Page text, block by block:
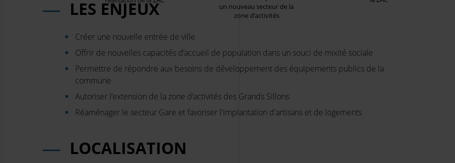
un nouveau secteur de la
zone d’activités
LES ENJEUX
Créer une nouvelle entrée de ville
Offrir de nouvelles capacités d’accueil de population dans un souci de mixité sociale
Permettre de répondre aux besoins de développement des équipements publics de la
commune
Autoriser l’extension de la zone d’activités des Grands Sillons
Réaménager le secteur Gare et favoriser l'implantation d'artisans et de logements
LOCALISATION